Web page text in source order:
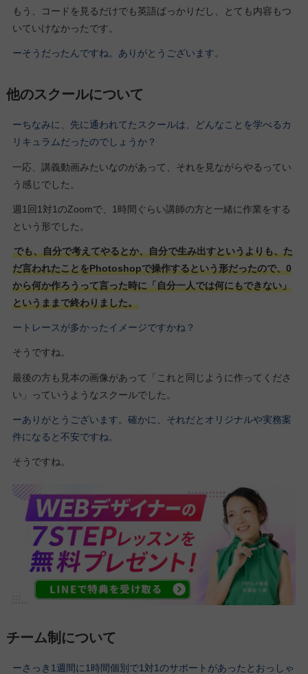
もう、コードを見るだけでも英語ばっかりだし、とても内容もつ
いていけなかったです。
ーそうだったんですね。ありがとうございます。
他のスクールについて
ーちなみに、先に通われてたスクールは、どんなことを学べるカ
リキュラムだったのでしょうか？
一応、講義動画みたいなのがあって、それを見ながらやるってい
う感じでした。
週1回1対1のZoomで、1時間ぐらい講師の方と一緒に作業をする
という形でした。
でも、自分で考えてやるとか、自分で生み出すというよりも、た
だ言われたことをPhotoshopで操作するという形だったので、0
から何か作ろうって言った時に「自分一人では何にもできない」
というままで終わりました。
ートレースが多かったイメージですかね？
そうですね。
最後の方も見本の画像があって「これと同じように作ってくださ
い」っていうようなスクールでした。
ーありがとうございます。確かに、それだとオリジナルや実務案
件になると不安ですね。
そうですね。
チーム制について
ーさっき1週間に1時間個別で1対1のサポートがあったとおっしゃ